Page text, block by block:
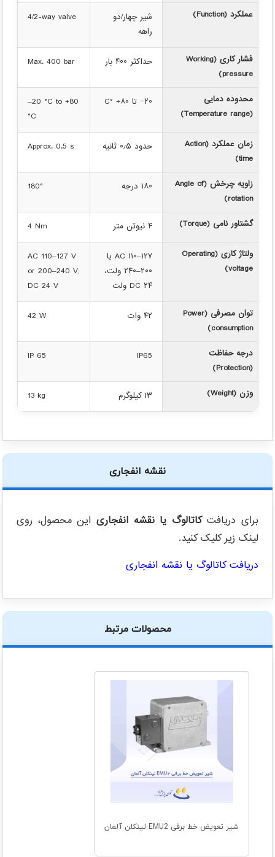
عملکرد (Function)
شیر چهار/دو
راهه
4/2-way valve
فشار کاری (Working
pressure)
حداکثر ۴۰۰ بار Max. 400 bar
محدوده دمایی
(Temperature range)
۲۰− تا ۸۰+ °C
–20 °C to +80
°C
زمان عملکرد (Action
time)
حدود ۰٫۵ ثانیه Approx. 0.5 s
زاویه چرخش (Angle of
rotation)
۱۸۰ درجه 180°
گشتاور نامی (Torque) ۴ نیوتن متر
4 Nm
ولتاژ کاری (Operating
voltage)
AC ۱۱۰–۱۲۷ یا
۲۰۰–۲۴۰ ولت،
DC ۲۴ ولت
AC 110–127 V
or 200–240 V,
DC 24 V
توان مصرفی (Power
consumption)
۴۲ وات 42 W
درجه حفاظت
(Protection)
IP65
IP 65
وزن (Weight) ۱۳ کیلوگرم 13 kg
نقشه انفجاری
برای دریافتکاتالوگ یا نقشه انفجاری این محصول، روی
لینک زیر کلیک کنید.
دریافت کاتالوگ یا نقشه انفجاری
محصولات مرتبط
شیر تعویض خط برقی EMU2 لینکلن آلمان